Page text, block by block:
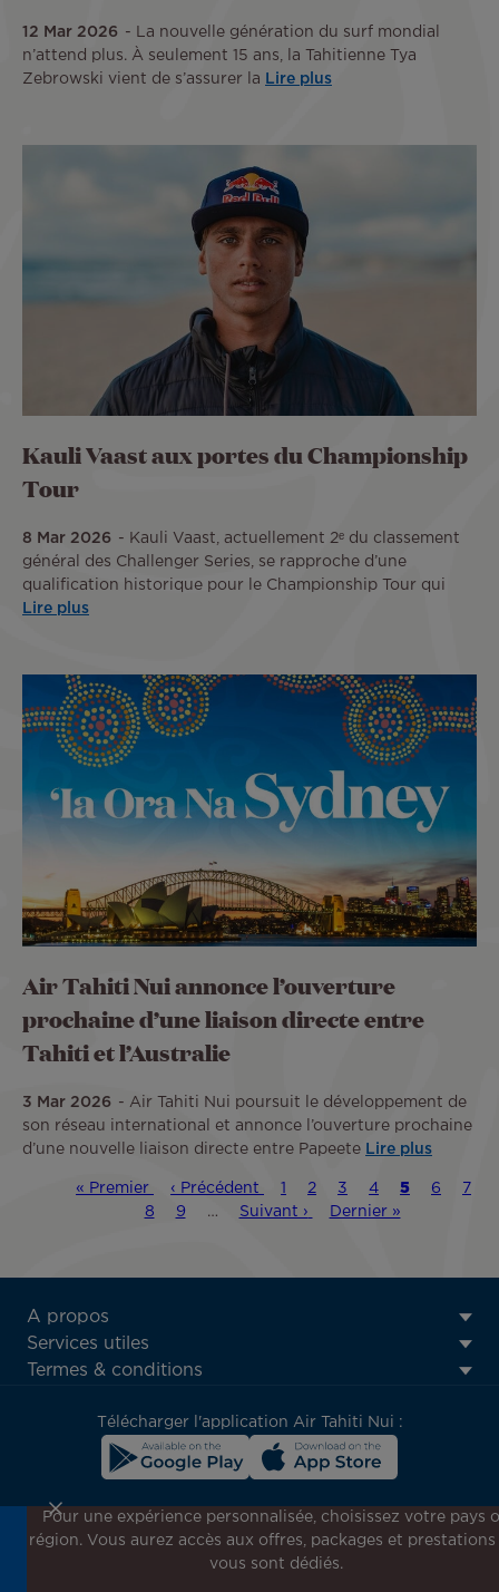
12 Mar 2026
La nouvelle génération du surf mondial
n’attend plus. À seulement 15 ans, la Tahitienne Tya
Zebrowski vient de s’assurer la
Lire plus
Kauli Vaast aux portes du Championship
Tour
8 Mar 2026
Kauli Vaast, actuellement 2ᵉ du classement
général des Challenger Series, se rapproche d’une
qualification historique pour le Championship Tour qui
Lire plus
Air Tahiti Nui annonce l’ouverture
prochaine d’une liaison directe entre
Tahiti et l’Australie
3 Mar 2026
Air Tahiti Nui poursuit le développement de
son réseau international et annonce l’ouverture prochaine
d’une nouvelle liaison directe entre Papeete Lire plus
Première
« Premier
Page
précédente
‹ Précédent Page
1 Page
2 Page
3 Page
4
Page
5 Page
6 Page
7
Page
8 Page
9 …
Page
Suivant ›
Dernière
Dernier »
ATN:
Footer
menu
A propos
Services utiles
Termes & conditions
Télécharger l'application Air Tahiti Nui :
Inscrivez-vous à notre newsletter !
Recevez en avant-première toutes nos offres spéciales et
Pour une expérience personnalisée, choisissez votre pays
région. Vous aurez accès aux offres, packages et prestations
vous sont dédiés.